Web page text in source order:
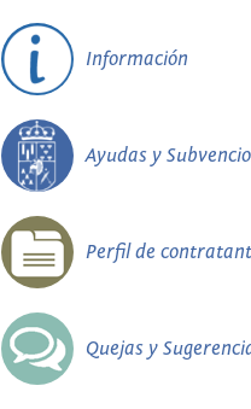
Información
Ayudas y
Perfil de
Quejas y